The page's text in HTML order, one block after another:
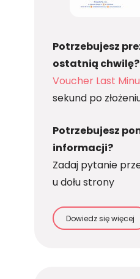
Potrzebujesz
ostatnią chwilę?
Voucher Last
sekund po
Potrzebujesz
informacji?
Zadaj pytanie
u dołu strony
Dowiedz się więcej